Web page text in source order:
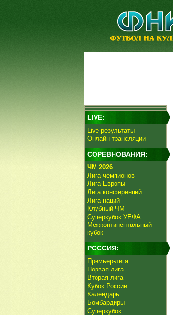
LIVE:
Live-результаты
Онлайн трансляции
СОРЕВНОВАНИЯ:
ЧМ 2026
Лига чемпионов
Лига Европы
Лига конференций
Лига наций
Клубный ЧМ
Суперкубок УЕФА
Межконтинентальный
кубок
РОССИЯ:
Премьер-лига
Первая лига
Вторая лига
Кубок России
Календарь
Бомбардиры
Суперкубок